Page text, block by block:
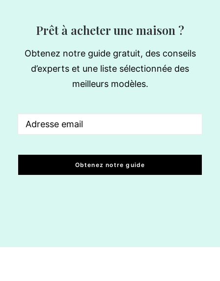
Prêt à acheter une maison ?
Obtenez notre guide gratuit, des conseils
d’experts et une liste sélectionnée des
meilleurs modèles.
Email(Nécessaire)